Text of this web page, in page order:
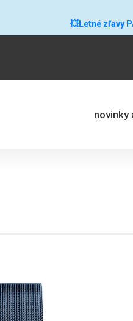
💥Letné zľavy
novinky